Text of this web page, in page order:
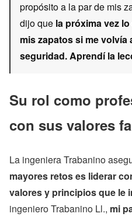
propósito a la par de mis
dijo que la próxima vez
mis zapatos si me volvía
seguridad. Aprendí la
Su rol como
con sus valores
La ingeniera Trabanino
mayores retos es liderar
valores y principios que le
ingeniero Trabanino Ll., mi